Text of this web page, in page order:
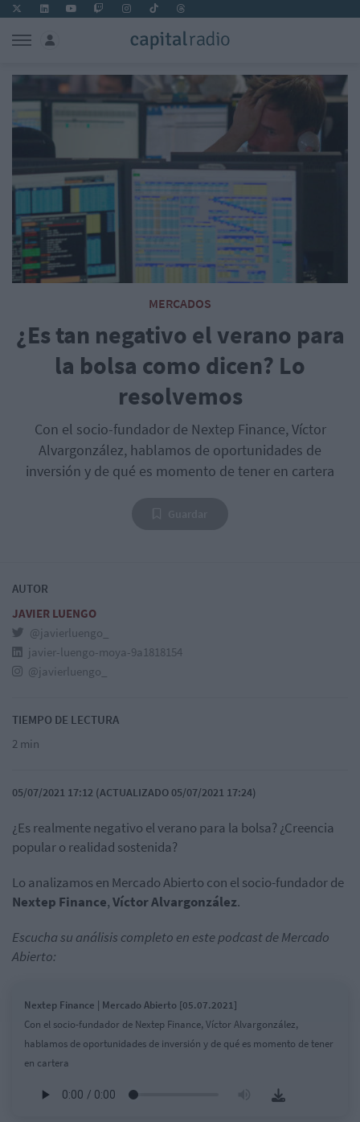
MERCADOS
¿Es tan negativo el verano para
la bolsa como dicen? Lo
resolvemos
Con el socio-fundador de Nextep Finance, Víctor
Alvargonzález, hablamos de oportunidades de
inversión y de qué es momento de tener en cartera
AUTOR
JAVIER LUENGO
@javierluengo_
javier-luengo-moya-9a1818154
@javierluengo_
TIEMPO DE LECTURA
2 min
05/07/2021 17:12 (ACTUALIZADO 05/07/2021 17:24)
¿Es realmente negativo el verano para la bolsa? ¿Creencia
popular o realidad sostenida?
Lo analizamos en Mercado Abierto con el socio-fundador de
Nextep Finance,Víctor Alvargonzález.
Escucha su análisis completo en este podcast de Mercado
Abierto:
Nextep Finance | Mercado Abierto [05.07.2021]
Con el socio-fundador de Nextep Finance, Víctor Alvargonzález,
hablamos de oportunidades de inversión y de qué es momento de tener
en cartera